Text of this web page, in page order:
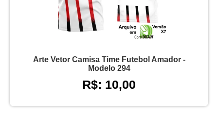
Arte Vetor Camisa Time Futebol Amador -
Modelo 294
R$: 10,00